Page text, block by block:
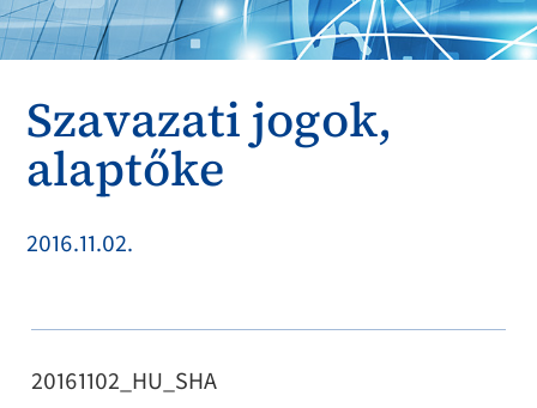
Szavazati jogok,
alaptőke
2016.11.02.
20161102_HU_SHA